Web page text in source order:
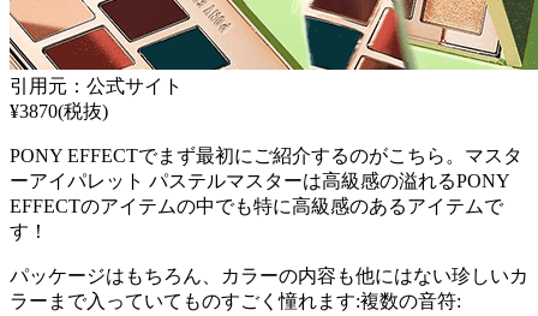
引用元：公式サイト
¥3870(税抜)
PONY EFFECTでまず最初にご紹介するのがこちら。マスタ
ーアイパレット パステルマスターは高級感の溢れるPONY
EFFECTのアイテムの中でも特に高級感のあるアイテムで
す！
パッケージはもちろん、カラーの内容も他にはない珍しいカ
ラーまで入っていてものすごく憧れます:複数の音符: